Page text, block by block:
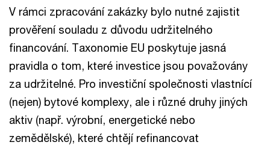
V rámci zpracování zakázky bylo nutné zajistit
prověření souladu z důvodu udržitelného
financování. Taxonomie EU poskytuje jasná
pravidla o tom, které investice jsou považovány
za udržitelné. Pro investiční společnosti vlastnící
(nejen) bytové komplexy, ale i různé druhy jiných
aktiv (např. výrobní, energetické nebo
zemědělské), které chtějí refinancovat